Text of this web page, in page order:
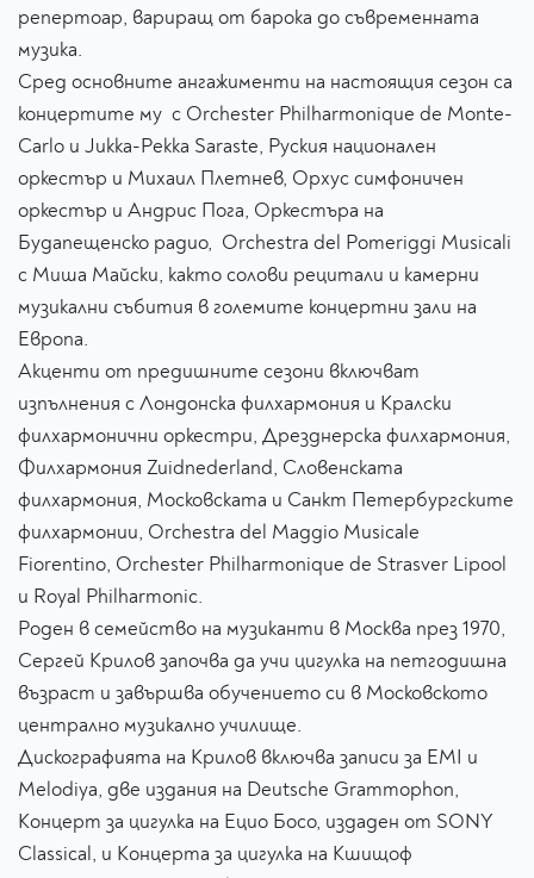
репертоар, вариращ от барока до съвременната
музика.
Сред основните ангажименти на настоящия сезон са
концертите му с Orchester Philharmonique de Monte-
Carlo и Jukka-Pekka Saraste, Руския национален
оркестър и Михаил Плетнев, Орхус симфоничен
оркестър и Андрис Пога, Оркестъра на
Будапещенско радио, Orchestra del Pomeriggi Musicali
с Миша Майски, както солови рецитали и камерни
музикални събития в големите концертни зали на
Европа.
Акценти от предишните сезони включват
изпълнения с Лондонска филхармония и Кралски
филхармонични оркестри, Дрезднерска филхармония,
Филхармония Zuidnederland, Словенската
филхармония, Московската и Санкт Петербургските
филхармонии, Orchestra del Maggio Musicale
Fiorentino, Orchester Philharmonique de Strasver Lipool
и Royal Philharmonic.
Роден в семейство на музиканти в Москва през 1970,
Сергей Крилов започва да учи цигулка на петгодишна
възраст и завършва обучението си в Московското
централно музикално училище.
Дискографията на Крилов включва записи за EMI и
Melodiya, две издания на Deutsche Grammophon,
Концерт за цигулка на Ецио Босо, издаден от SONY
Classical, и Концерта за цигулка на Кшищоф